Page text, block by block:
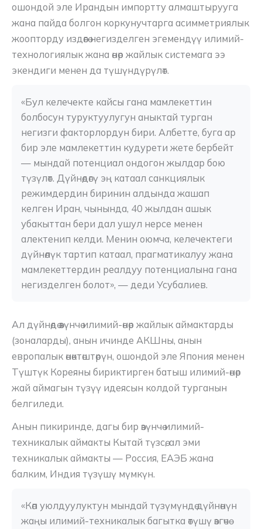
ошондой эле Ирандын импортту алмаштырууга
жана пайда болгон коркунучтарга асимметриялык
жоопторду издөөгө негизделген эгемендүү илимий-
технологиялык жана өнөр жайлык системага ээ
экендиги менен да түшүндүрүлөт.
«Бул келечекте кайсы гана мамлекеттин
болбосун туруктуулугун аныктай турган
негизги факторлордун бири. Албетте, буга ар
бир эле мамлекеттин кудурети жете бербейт
— мындай потенциал ондогон жылдар бою
түзүлөт. Дүйнөдөгү эң катаал санкциялык
режимдердин биринин алдында жашап
келген Иран, чынында, 40 жылдан ашык
убакыттан бери дал ушул нерсе менен
алектенип келди. Менин оюмча, келечектеги
дүйнөлүк тартип катаал, прагматикалуу жана
мамлекеттердин реалдуу потенциалына гана
негизделген болот», — деди Усубалиев.
Ал дүйнөдө өзүнчө илимий-өнөр жайлык аймактарды
(зоналарды), анын ичинде АКШны, анын
европалык өнөктөштөрүн, ошондой эле Япония менен
Түштүк Кореяны бириктирген батыш илимий-өнөр
жай аймагын түзүү идеясын колдой турганын
белгиледи.
Анын пикиринде, дагы бир өзүнчө илимий-
техникалык аймакты Кытай түзсө, ал эми
техникалык аймакты — Россия, ЕАЭБ жана
балким, Индия түзүшү мүмкүн.
«Көп уюлдуулуктун мындай түзүмүндө дүйнөнүн
жаңы илимий-техникалык багытка өтүшү өзгөчө